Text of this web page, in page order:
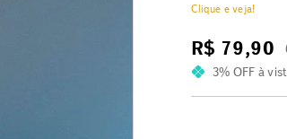
Clique e veja!
R$ 79,90
3% OFF à